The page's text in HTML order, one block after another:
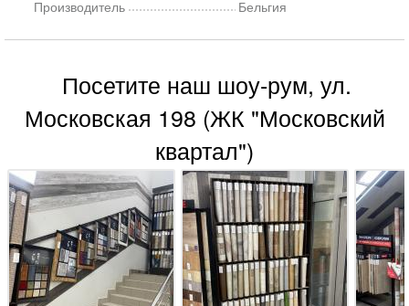
Производитель Бельгия
Посетите наш шоу-рум, ул.
Московская 198 (ЖК "Московский
квартал")